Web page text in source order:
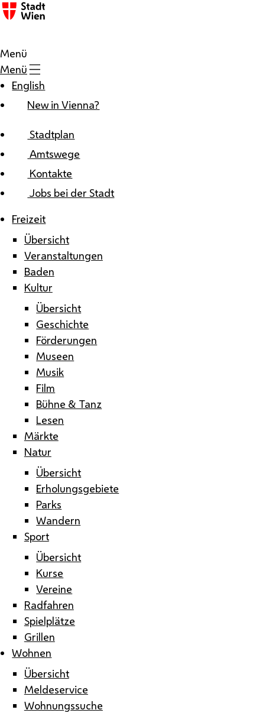
Zum Inhalt
Menü
Menü
English
New in Vienna?
Stadtplan
Amtswege
Kontakte
Jobs bei der Stadt
Freizeit
Übersicht
Veranstaltungen
Baden
Kultur
Übersicht
Geschichte
Förderungen
Museen
Musik
Film
Bühne & Tanz
Lesen
Märkte
Natur
Übersicht
Erholungsgebiete
Parks
Wandern
Sport
Übersicht
Kurse
Vereine
Radfahren
Spielplätze
Grillen
Wohnen
Übersicht
Meldeservice
Wohnungssuche